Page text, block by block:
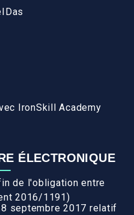
IronSkill Academy
ÉLECTRONIQUE
de l'obligation entre
2016/1191)
septembre 2017 relatif